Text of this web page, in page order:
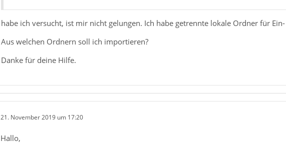
habe ich versucht, ist mir nicht gelungen. Ich habe getrennte lokale Ordner für
Aus welchen Ordnern soll ich importieren?
Danke für deine Hilfe.
21. November 2019 um 17:20
Hallo,